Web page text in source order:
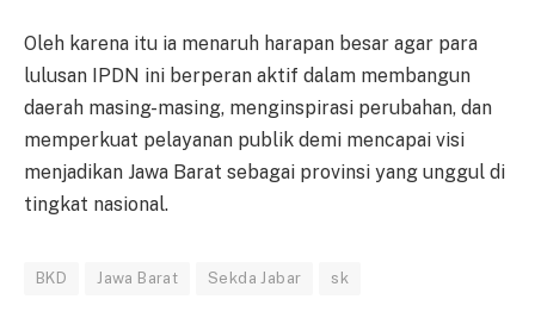
Oleh karena itu ia menaruh harapan besar agar para
lulusan IPDN ini berperan aktif dalam membangun
daerah masing-masing, menginspirasi perubahan, dan
memperkuat pelayanan publik demi mencapai visi
menjadikan Jawa Barat sebagai provinsi yang unggul di
tingkat nasional.
BKD Jawa Barat Sekda Jabar sk